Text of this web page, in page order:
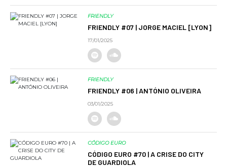
FRIENDLY
FRIENDLY #07 | JORGE MACIEL [LYON]
17/01/2025
FRIENDLY
FRIENDLY #06 | ANTÓNIO OLIVEIRA
03/01/2025
CÓDIGO EURO
CÓDIGO EURO #70 | A CRISE DO CITY
DE GUARDIOLA